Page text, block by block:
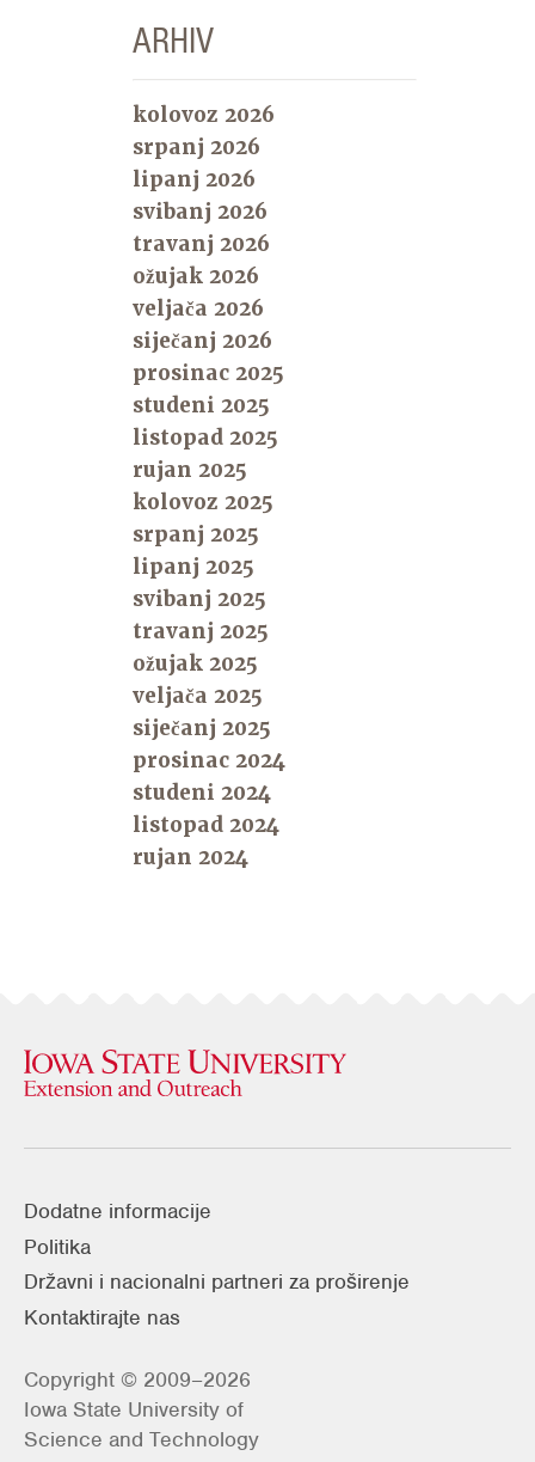
ARHIV
kolovoz 2026
srpanj 2026
lipanj 2026
svibanj 2026
travanj 2026
ožujak 2026
veljača 2026
siječanj 2026
prosinac 2025
studeni 2025
listopad 2025
rujan 2025
kolovoz 2025
srpanj 2025
lipanj 2025
svibanj 2025
travanj 2025
ožujak 2025
veljača 2025
siječanj 2025
prosinac 2024
studeni 2024
listopad 2024
rujan 2024
Dodatne informacije
Politika
Državni i nacionalni partneri za proširenje
Kontaktirajte nas
Copyright © 2009–2026
Iowa State University of
Science and Technology